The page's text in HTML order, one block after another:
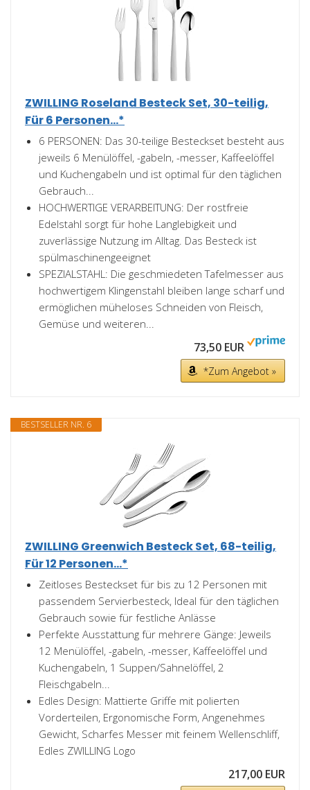
ZWILLING Roseland Besteck Set, 30-teilig,
Für 6 Personen...*
6 PERSONEN: Das 30-teilige Besteckset besteht aus
jeweils 6 Menülöffel, -gabeln, -messer, Kaffeelöffel
und Kuchengabeln und ist optimal für den täglichen
Gebrauch...
HOCHWERTIGE VERARBEITUNG: Der rostfreie
Edelstahl sorgt für hohe Langlebigkeit und
zuverlässige Nutzung im Alltag. Das Besteck ist
spülmaschinengeeignet
SPEZIALSTAHL: Die geschmiedeten Tafelmesser aus
hochwertigem Klingenstahl bleiben lange scharf und
ermöglichen müheloses Schneiden von Fleisch,
Gemüse und weiteren...
73,50 EUR
*Zum Angebot »
BESTSELLER NR. 6
ZWILLING Greenwich Besteck Set, 68-teilig,
Für 12 Personen...*
Zeitloses Besteckset für bis zu 12 Personen mit
passendem Servierbesteck, Ideal für den täglichen
Gebrauch sowie für festliche Anlässe
Perfekte Ausstattung für mehrere Gänge: Jeweils
12 Menülöffel, -gabeln, -messer, Kaffeelöffel und
Kuchengabeln, 1 Suppen/Sahnelöffel, 2
Fleischgabeln...
Edles Design: Mattierte Griffe mit polierten
Vorderteilen, Ergonomische Form, Angenehmes
Gewicht, Scharfes Messer mit feinem Wellenschliff,
Edles ZWILLING Logo
217,00 EUR